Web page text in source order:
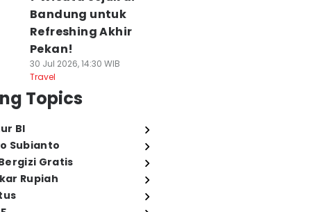
Bandung untuk
Refreshing Akhir
Pekan!
30 Jul 2026, 14:30 WIB
Travel
Topics
BI
Subianto
Gratis
Rupiah